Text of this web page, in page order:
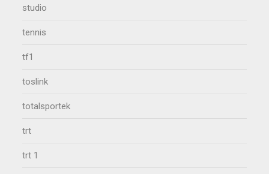
studio
tennis
tf1
toslink
totalsportek
trt
trt 1